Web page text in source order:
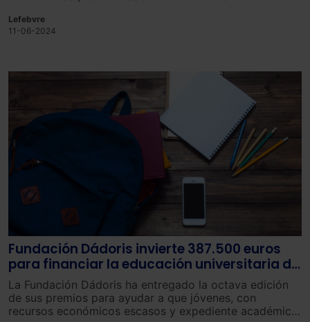
IKEA Ibérica, que tiene por objeto facilitar la
empleabilidad de las personas destinatarias del sistema
Lefebvre
11-06-2024
Fundación Dádoris invierte 387.500 euros
para financiar la educación universitaria de
76 jóvenes
La Fundación Dádoris ha entregado la octava edición
de sus premios para ayudar a que jóvenes, con
recursos económicos escasos y expediente académico